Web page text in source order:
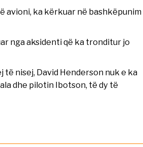
avioni, ka kërkuar në bashkëpunim
nga aksidenti që ka tronditur jo
nisej, David Henderson nuk e ka
dhe pilotin Ibotson, të dy të